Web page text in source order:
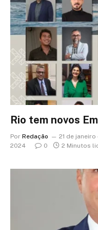
Rio tem novos
Por Redação 21 de
2024
0 2 Minutos